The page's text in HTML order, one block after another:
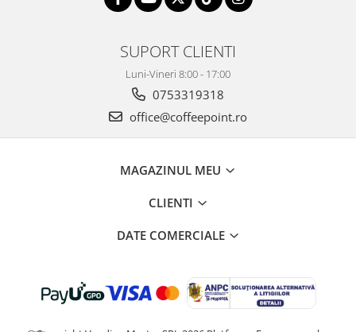
SUPORT CLIENTI
Luni-Vineri 8:00 - 17:00
0753319318
office@coffeepoint.ro
MAGAZINUL MEU
CLIENTI
DATE COMERCIALE